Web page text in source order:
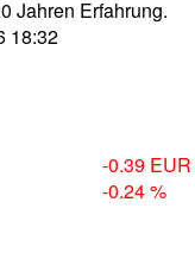
Jahren Erfahrung.
18:32
-0.39 EUR
-0.24 %